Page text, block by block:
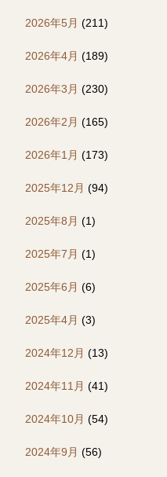
2026年5月 (211)
2026年4月 (189)
2026年3月 (230)
2026年2月 (165)
2026年1月 (173)
2025年12月 (94)
2025年8月 (1)
2025年7月 (1)
2025年6月 (6)
2025年4月 (3)
2024年12月 (13)
2024年11月 (41)
2024年10月 (54)
2024年9月 (56)